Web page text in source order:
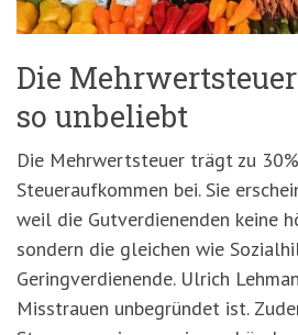
Die
so unbeliebt
Die Mehrwertsteuer trägt zu
Steueraufkommen bei. Sie
weil die Gutverdienenden keine
sondern die gleichen wie
Geringverdienende. Ulrich
Misstrauen unbegründet ist.